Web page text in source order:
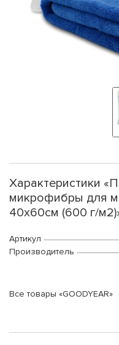
Характеристики
микрофибры для
40x60см (600 г/
Артикул
Производитель
Все товары «GOODYEAR»